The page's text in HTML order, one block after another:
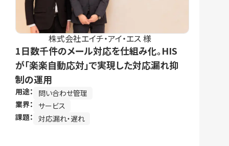
株式会社エイチ・アイ・エス 様
1日数千件のメール対応を仕組み化。HIS
が「楽楽自動応対」で実現した対応漏れ抑
制の運用
用途：
問い合わせ管理
業界：
サービス
課題： 対応漏れ・遅れ